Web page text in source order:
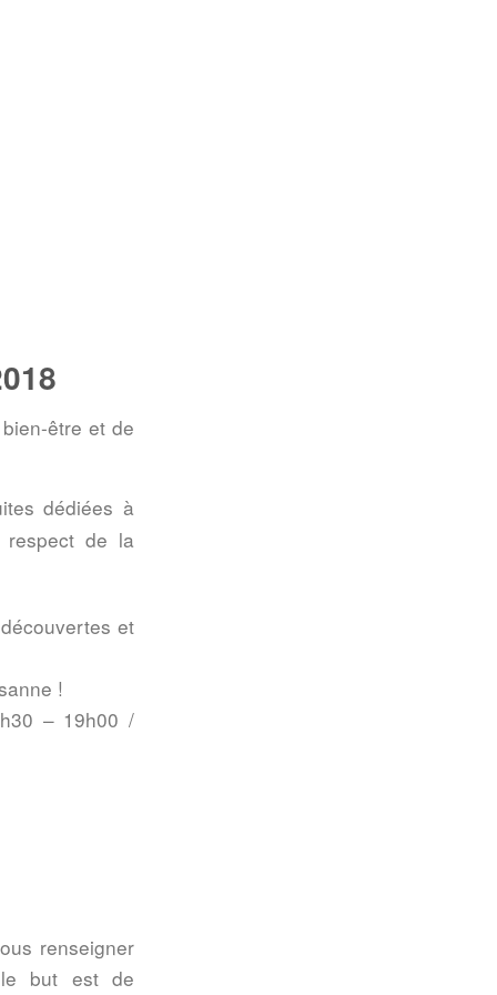
être et de
dédiées à
de la
et
!
– 19h00 /
renseigner
le but est de